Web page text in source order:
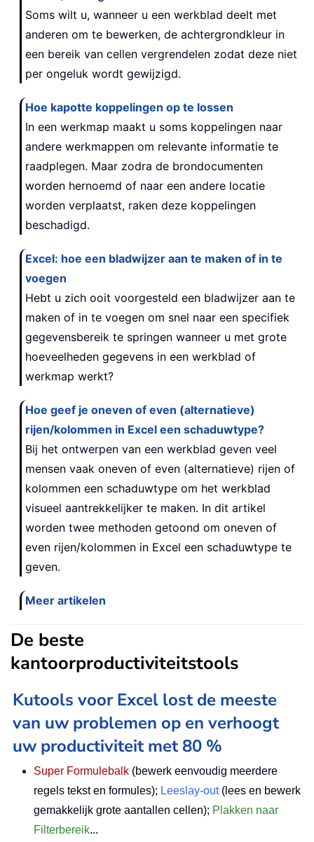
Soms wilt u, wanneer u een werkblad deelt met
anderen om te bewerken, de achtergrondkleur in
een bereik van cellen vergrendelen zodat deze niet
per ongeluk wordt gewijzigd.
Hoe kapotte koppelingen op te lossen
In een werkmap maakt u soms koppelingen naar
andere werkmappen om relevante informatie te
raadplegen. Maar zodra de brondocumenten
worden hernoemd of naar een andere locatie
worden verplaatst, raken deze koppelingen
beschadigd.
Excel: hoe een bladwijzer aan te maken of in te
voegen
Hebt u zich ooit voorgesteld een bladwijzer aan te
maken of in te voegen om snel naar een specifiek
gegevensbereik te springen wanneer u met grote
hoeveelheden gegevens in een werkblad of
werkmap werkt?
Hoe geef je oneven of even (alternatieve)
rijen/kolommen in Excel een schaduwtype?
Bij het ontwerpen van een werkblad geven veel
mensen vaak oneven of even (alternatieve) rijen of
kolommen een schaduwtype om het werkblad
visueel aantrekkelijker te maken. In dit artikel
worden twee methoden getoond om oneven of
even rijen/kolommen in Excel een schaduwtype te
geven.
Meer artikelen
De beste
kantoorproductiviteitstools
Kutools voor Excel lost de meeste
van uw problemen op en verhoogt
uw productiviteit met 80 %
Super Formulebalk (bewerk eenvoudig meerdere
regels tekst en formules); Leeslay-out(lees en bewerk
gemakkelijk grote aantallen cellen); Plakken naar
Filterbereik...